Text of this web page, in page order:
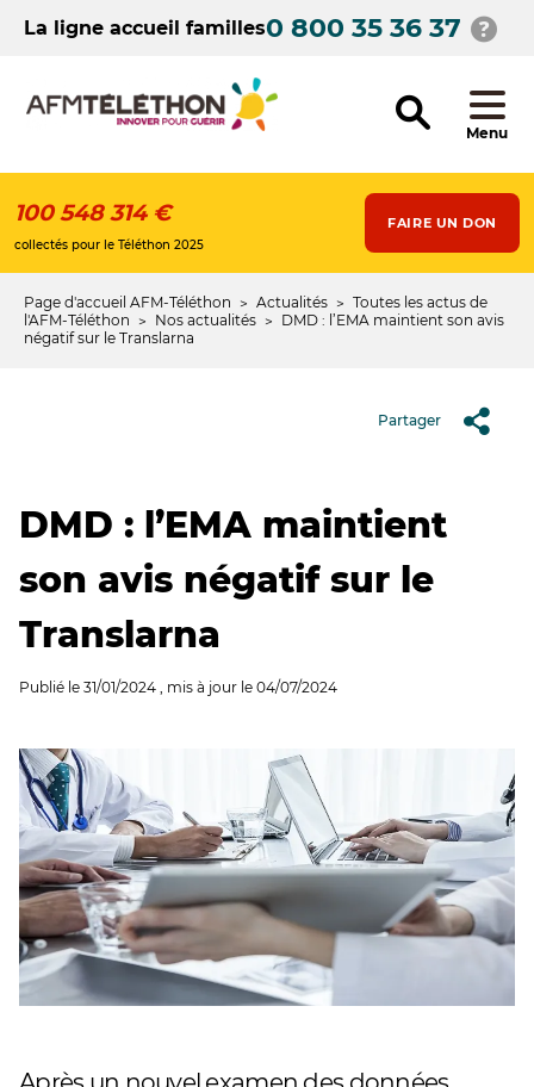
contenuLa ligne accueil familles0 800 35 36 37
Menu
100 548 314 €
collectés pour le Téléthon 2025
FAIRE UN DON
Fil
d'Ariane
Page d'accueil AFM-Téléthon Actualités
Toutes les actus de
l'AFM-Téléthon
Nos actualités
DMD : l’EMA maintient son avis
négatif sur le Translarna
Partager
DMD : l’EMA maintient
son avis négatif sur le
Translarna
Publié le 31/01/2024 , mis à jour le 04/07/2024